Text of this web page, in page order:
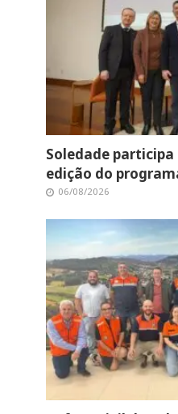
Soledade participa
edição do
06/08/2026